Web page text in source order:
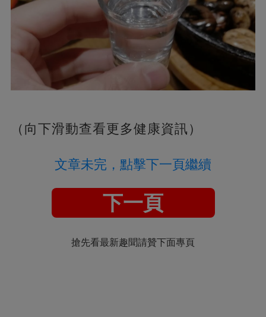
（向下滑動查看更多健康資訊）
文章未完，點擊下一頁繼續
下一頁
搶先看最新趣聞請贊下面專頁